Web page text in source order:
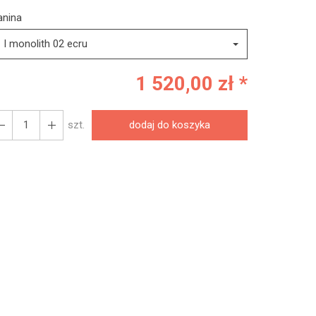
I monolith 02 ecru
1 520,00 zł *
szt. dodaj do koszyka